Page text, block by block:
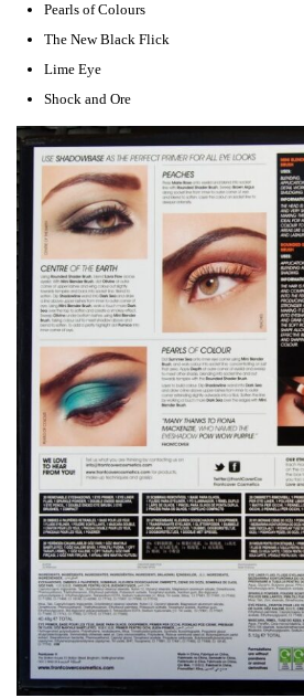
Pearls of Colours
The New Black Flick
Lime Eye
Shock and Ore